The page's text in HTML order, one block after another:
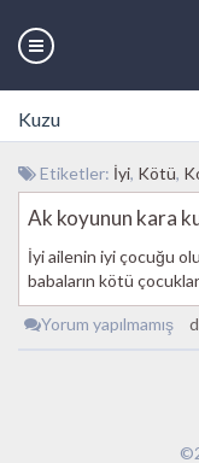
Kuzu
Etiketler: İyi, Kötü,
Ak koyunun kara
İyi ailenin iyi çocuğu
babaların kötü
Yorum yapılmamış